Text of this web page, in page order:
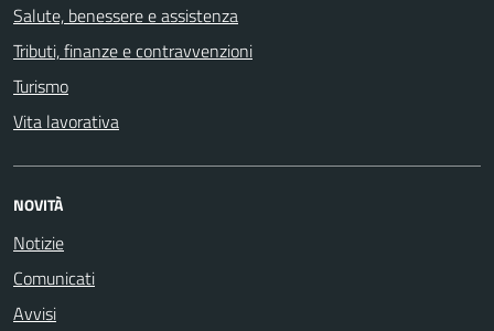
Salute, benessere e assistenza
Tributi, finanze e contravvenzioni
Turismo
Vita lavorativa
NOVITÀ
Notizie
Comunicati
Avvisi